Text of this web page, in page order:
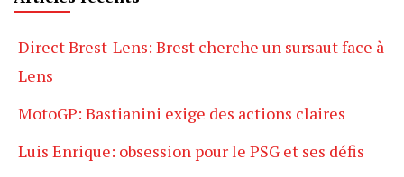
Direct Brest-Lens: Brest cherche un sursaut face à
Lens
MotoGP: Bastianini exige des actions claires
Luis Enrique: obsession pour le PSG et ses défis